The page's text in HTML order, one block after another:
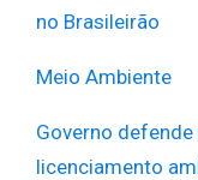
no Brasileirão
Meio Ambiente
Governo
licenciamento